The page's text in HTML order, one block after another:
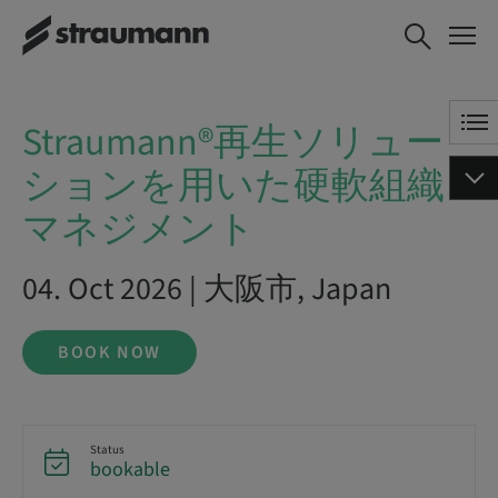
Straumann®再生ソリューショ
ンを用いた硬軟組織マネジメ
BOOK NOW
Straumann®再生ソリュー
ションを用いた硬軟組織
マネジメント
04. Oct 2026 | 大阪市, Japan
BOOK NOW
Status
bookable